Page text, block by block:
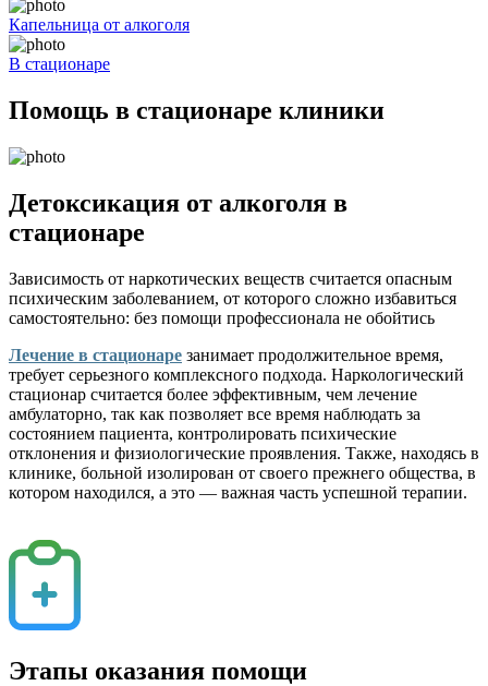
Капельница от алкоголя
В стационаре
Помощь в стационаре клиники
Детоксикация от алкоголя в
стационаре
Зависимость от наркотических веществ считается опасным
психическим заболеванием, от которого сложно избавиться
самостоятельно: без помощи профессионала не обойтись
Лечение в стационаре занимает продолжительное время,
требует серьезного комплексного подхода. Наркологический
стационар считается более эффективным, чем лечение
амбулаторно, так как позволяет все время наблюдать за
состоянием пациента, контролировать психические
отклонения и физиологические проявления. Также, находясь в
клинике, больной изолирован от своего прежнего общества, в
котором находился, а это — важная часть успешной терапии.
Этапы оказания помощи